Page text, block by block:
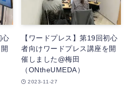
心
【ワードプレス】第19回初心
者向けワードプレス講座を開
催しました@梅田
（ONtheUMEDA）
2023-11-27